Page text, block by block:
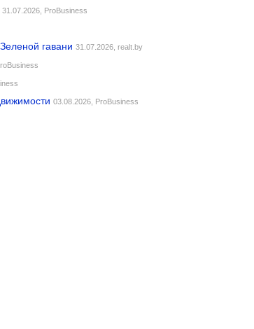
31.07.2026, ProBusiness
гавани 31.07.2026, realt.by
03.08.2026, ProBusiness